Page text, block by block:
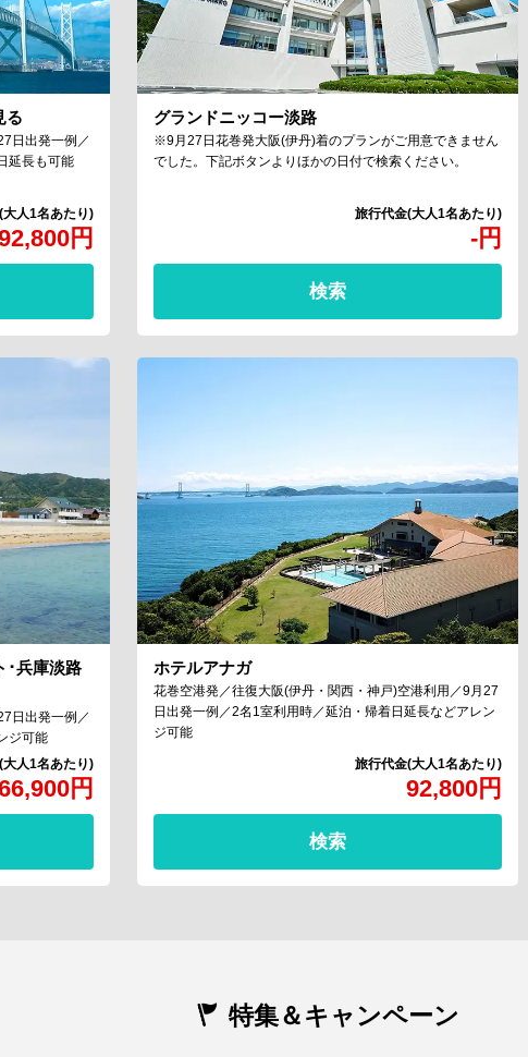
る
円
日出発一例／
延長も可能
グランドニッコー淡路
-円
※9月27日花巻発大阪(伊丹)着のプランがご用意できません
でした。下記ボタンよりほかの日付で検索ください。
検索
･兵庫淡路
円
日出発一例／
ジ可能
ホテルアナガ
92,800円
花巻空港発／往復大阪(伊丹・関西・神戸)空港利用／9月27
日出発一例／2名1室利用時／延泊・帰着日延長などアレン
ジ可能
検索
特集＆キャンペーン